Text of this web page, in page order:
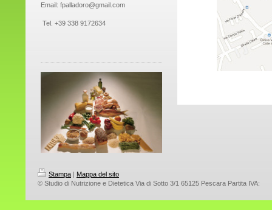
Email: fpalladoro@gmail.com
Tel. +39 338 9172634
Stampa
Mappa del sito
© Studio di Nutrizione e Dietetica Via di Sotto 3/1 65125 Pescara Partita IVA: